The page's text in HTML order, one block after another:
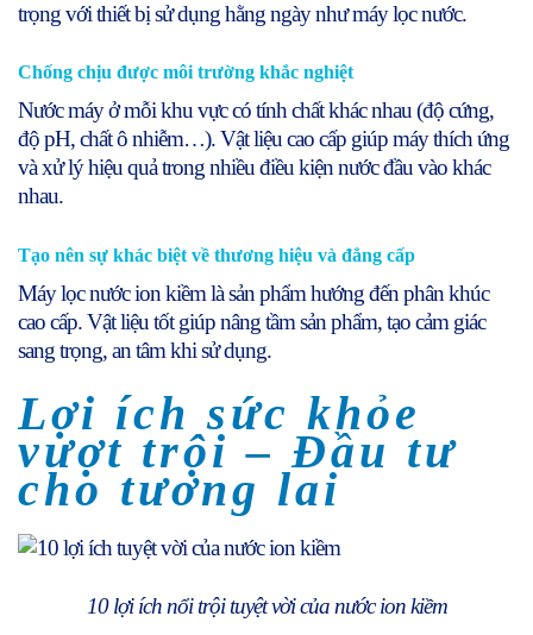
trọng với thiết bị sử dụng hằng ngày như máy lọc nước.
Chống chịu được môi trường khắc nghiệt
Nước máy ở mỗi khu vực có tính chất khác nhau (độ cứng,
độ pH, chất ô nhiễm…). Vật liệu cao cấp giúp máy thích ứng
và xử lý hiệu quả trong nhiều điều kiện nước đầu vào khác
nhau.
Tạo nên sự khác biệt về thương hiệu và đẳng cấp
Máy lọc nước ion kiềm là sản phẩm hướng đến phân khúc
cao cấp. Vật liệu tốt giúp nâng tầm sản phẩm, tạo cảm giác
sang trọng, an tâm khi sử dụng.
Lợi ích sức khỏe
vượt trội – Đầu tư
cho tương lai
10 lợi ích nổi trội tuyệt vời của nước ion kiềm